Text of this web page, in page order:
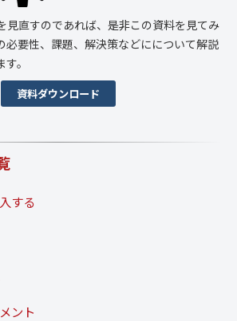
見直すのであれば、是非この資料を見てみ
必要性、課題、解決策などにについて解説
。
資料ダウンロード
する
ント